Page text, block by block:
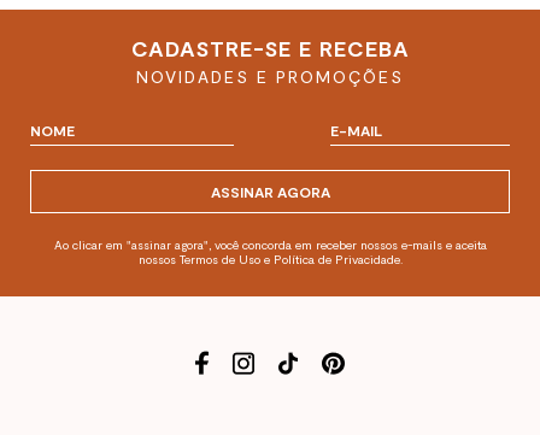
CADASTRE-SE E RECEBA
NOVIDADES E PROMOÇÕES
ASSINAR AGORA
Ao clicar em "assinar agora", você concorda em receber nossos e-mails e aceita
nossos Termos de Uso e Política de Privacidade.